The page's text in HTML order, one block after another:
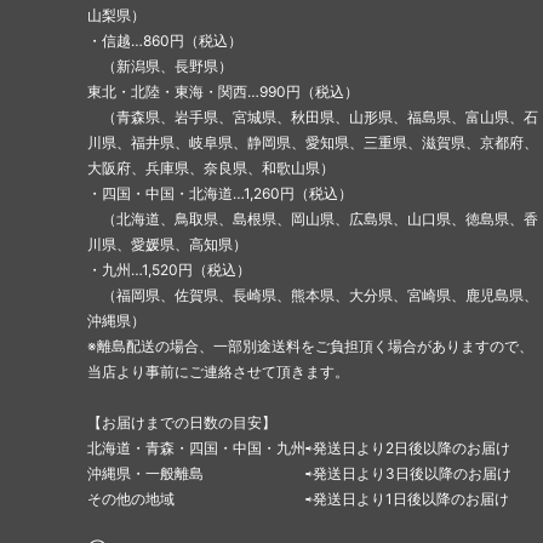
山梨県）
・信越…860円（税込）
（新潟県、長野県）
東北・北陸・東海・関西…990円（税込）
（青森県、岩手県、宮城県、秋田県、山形県、福島県、富山県、石
川県、福井県、岐阜県、静岡県、愛知県、三重県、滋賀県、京都府、
大阪府、兵庫県、奈良県、和歌山県）
・四国・中国・北海道…1,260円（税込）
（北海道、鳥取県、島根県、岡山県、広島県、山口県、徳島県、香
川県、愛媛県、高知県）
・九州…1,520円（税込）
（福岡県、佐賀県、長崎県、熊本県、大分県、宮崎県、鹿児島県、
沖縄県）
※離島配送の場合、一部別途送料をご負担頂く場合がありますので、
当店より事前にご連絡させて頂きます。
【お届けまでの日数の目安】
北海道・青森・四国・中国・九州⇨発送日より2日後以降のお届け
沖縄県・一般離島 ⇨発送日より3日後以降のお届け
その他の地域 ⇨発送日より1日後以降のお届け